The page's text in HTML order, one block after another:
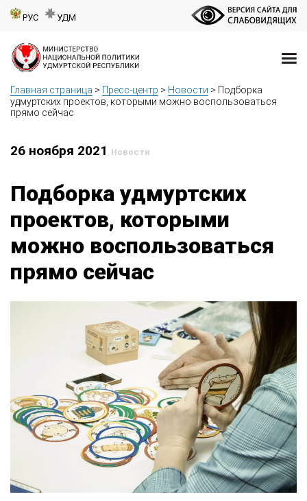
РУС УДМ
Главная страница > Пресс-центр > Новости > Подборка
удмуртских проектов, которыми можно воспользоваться
прямо сейчас
26 ноября 2021 Новости
Подборка удмуртских
проектов, которыми
можно воспользоваться
прямо сейчас